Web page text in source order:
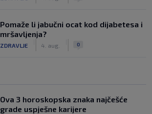
Pomaže li jabučni ocat kod dijabetesa i
mršavljenja?
ZDRAVLJE 4. aug. 0
Ova 3 horoskopska znaka najčešće
grade uspješne karijere